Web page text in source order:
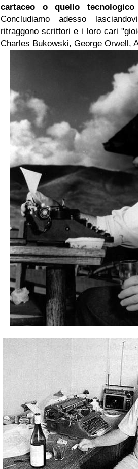
cartaceo o quello
Concludiamo adesso
ritraggono scrittori e i loro cari
Charles Bukowski, George Orwell,